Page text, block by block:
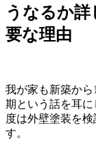
うなるか
要な理由
我が家も新築か
期という話を耳
度は外壁塗装を
す。